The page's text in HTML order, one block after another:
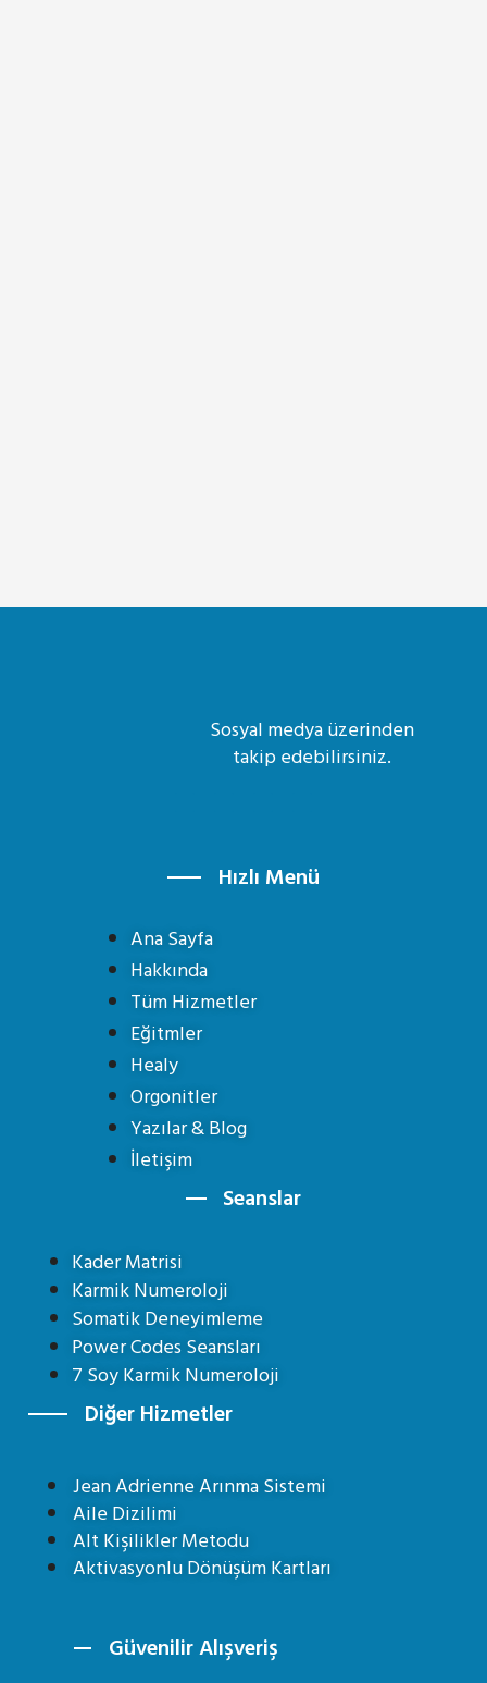
Sosyal medya üzerinden
takip edebilirsiniz.
Hızlı Menü
Ana Sayfa
Hakkında
Tüm Hizmetler
Eğitmler
Healy
Orgonitler
Yazılar & Blog
İletişim
Seanslar
Kader Matrisi
Karmik Numeroloji
Somatik Deneyimleme
Power Codes Seansları
7 Soy Karmik Numeroloji
Diğer Hizmetler
Jean Adrienne Arınma Sistemi
Aile Dizilimi
Alt Kişilikler Metodu
Aktivasyonlu Dönüşüm Kartları
Güvenilir Alışveriş